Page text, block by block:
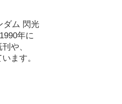
ダム 閃光
年に
や、
ます。